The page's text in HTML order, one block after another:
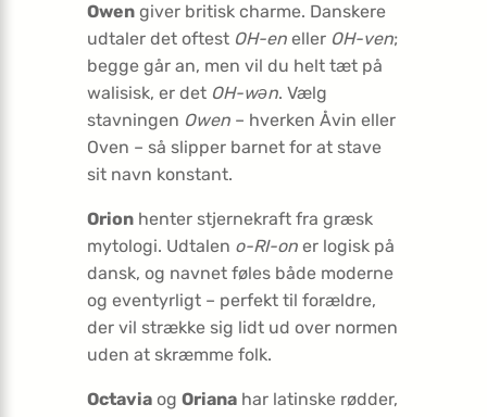
Owen giver britisk charme. Danskere
udtaler det oftest OH-en eller OH-ven;
begge går an, men vil du helt tæt på
walisisk, er det OH-wən. Vælg
stavningen Owen – hverken Åvin eller
Oven – så slipper barnet for at stave
sit navn konstant.
Orion henter stjernekraft fra græsk
mytologi. Udtalen o-RI-on er logisk på
dansk, og navnet føles både moderne
og eventyrligt – perfekt til forældre,
der vil strække sig lidt ud over normen
uden at skræmme folk.
Octavia og Oriana har latinske rødder,